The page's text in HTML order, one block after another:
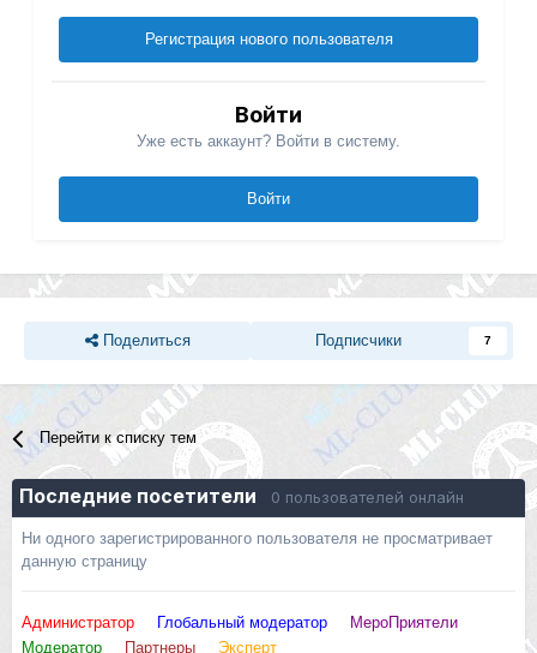
Регистрация нового пользователя
Войти
Уже есть аккаунт? Войти в систему.
Войти
Поделиться Подписчики 7
Перейти к списку тем
Последние посетители 0 пользователей онлайн
Ни одного зарегистрированного пользователя не просматривает
данную страницу
Администратор Глобальный модератор
МероПриятели
Модератор
Партнеры Эксперт